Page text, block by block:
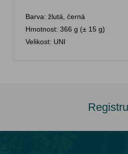
Barva: žlutá, černá
Hmotnost: 366 g (± 15 g)
Velikost: UNI